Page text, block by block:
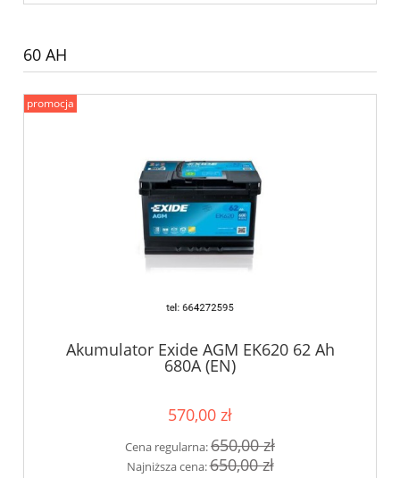
60 AH
Akumulator Exide AGM EK620 62 Ah
680A (EN)
570,00 zł
Cena regularna:650,00 zł
Najniższa cena:650,00 zł
promocja